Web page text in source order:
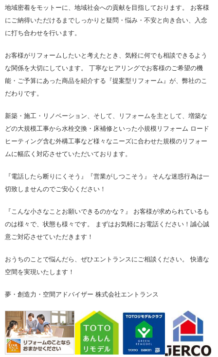
地域密着をモットーに、地域社会への貢献を目指しております。 お客様
にご納得いただけるまでしっかりと疑問・悩み・不安と向き合い、入念
に打ち合わせを行います。
お客様がリフォームしたいと考えたとき、気軽に何でも相談できるよう
な関係を大切にしています。 丁寧なヒアリングでお客様のご希望の機
能・ご予算にあった商品を紹介する『提案型リフォーム』が、弊社のこ
だわりです。
新築・施工・リノベーション、そして、リフォームを主として、増築な
どの大規模工事から水栓交換・床補修といった小規模リフォーム ロード
ヒーティング含む外構工事など様々なニーズに合わせた規模のリフォー
ムに幅広く対応させていただいております。
『電話したら断りにくそう』『営業がしつこそう』 そんな迷惑行為は一
切致しませんのでご安心ください！
『こんな小さなことお願いできるのかな？』 お客様が求められているも
のは様々で、状態も様々です。 まずはお気軽にお電話ください！誠心誠
意ご対応させていただきます！
おうちのことで悩んだら、ぜひエントランスにご相談ください。 快適な
空間を実現いたします！
夢・創造力・空間アドバイザー 株式会社エントランス